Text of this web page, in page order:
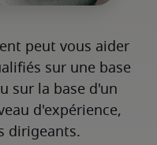
peut vous aider
sur une base
sur la base d'un
d'expérience,
dirigeants.